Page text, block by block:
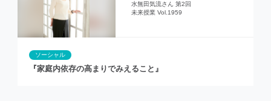
水無田気流さん 第2回
未来授業 Vol.1959
ソーシャル
『家庭内依存の高まりでみえること』